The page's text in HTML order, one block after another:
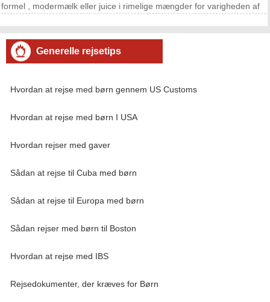
formel , modermælk eller juice i rimelige mængder for varigheden af ​​
Generelle rejsetips
Hvordan at rejse med børn gennem US Customs
Hvordan at rejse med børn I USA
Hvordan rejser med gaver
Sådan at rejse til Cuba med børn
Sådan at rejse til Europa med børn
Sådan rejser med børn til Boston
Hvordan at rejse med IBS
Rejsedokumenter, der kræves for Børn